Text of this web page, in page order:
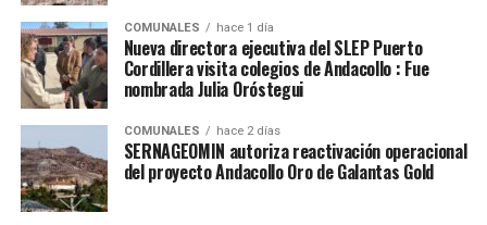
COMUNALES hace 1 día
Nueva directora ejecutiva del SLEP Puerto
Cordillera visita colegios de Andacollo : Fue
nombrada Julia Oróstegui
COMUNALES hace 2 días
SERNAGEOMIN autoriza reactivación operacional
del proyecto Andacollo Oro de Galantas Gold